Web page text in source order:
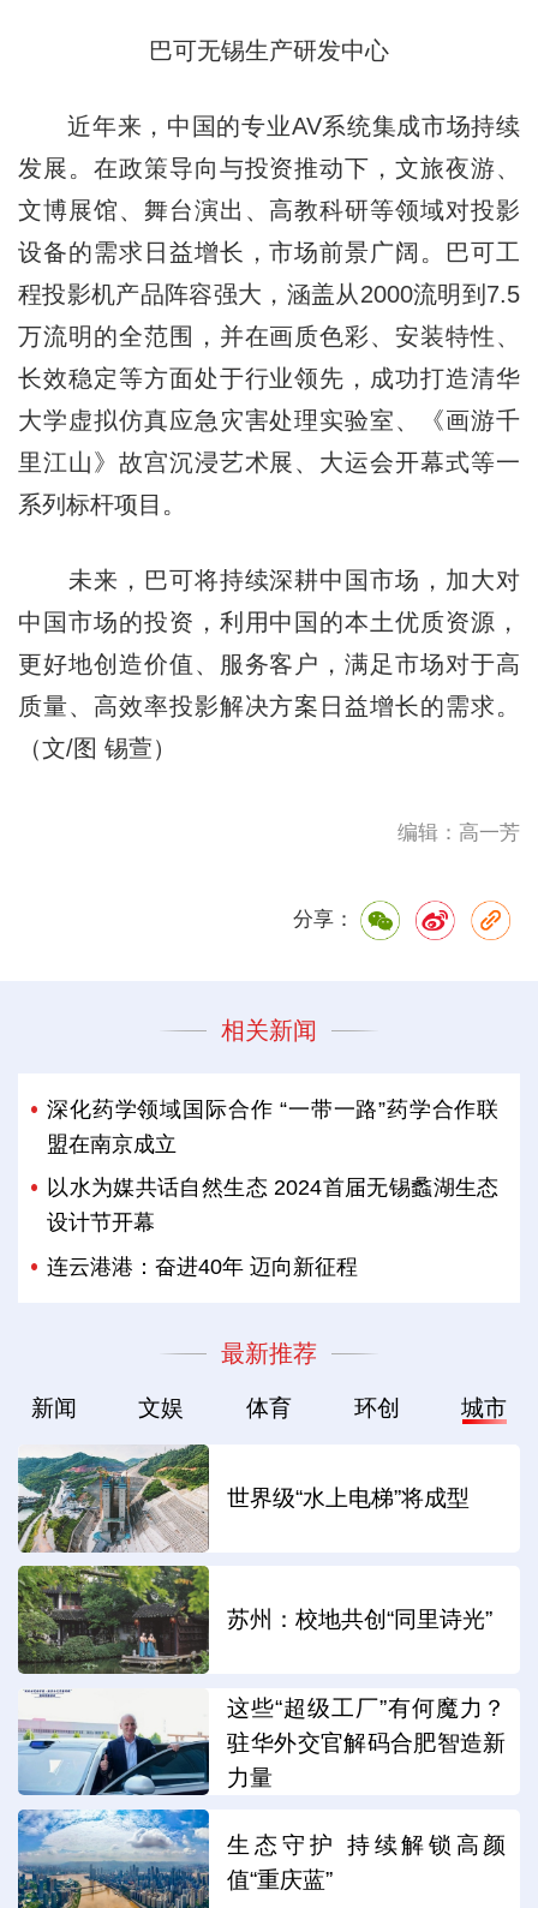
巴可无锡生产研发中心
近年来，中国的专业AV系统集成市场持续
发展。在政策导向与投资推动下，文旅夜游、
文博展馆、舞台演出、高教科研等领域对投影
设备的需求日益增长，市场前景广阔。巴可工
程投影机产品阵容强大，涵盖从2000流明到7.5
万流明的全范围，并在画质色彩、安装特性、
长效稳定等方面处于行业领先，成功打造清华
大学虚拟仿真应急灾害处理实验室、《画游千
里江山》故宫沉浸艺术展、大运会开幕式等一
系列标杆项目。
未来，巴可将持续深耕中国市场，加大对
中国市场的投资，利用中国的本土优质资源，
更好地创造价值、服务客户，满足市场对于高
质量、高效率投影解决方案日益增长的需求。
（文/图 锡萱）
编辑：高一芳
分享：
相关新闻
深化药学领域国际合作 “一带一路”药学合作联
盟在南京成立
以水为媒共话自然生态 2024首届无锡蠡湖生态
设计节开幕
连云港港：奋进40年 迈向新征程
最新推荐
新闻 文娱 体育 环创 城市
世界级“水上电梯”将成型
苏州：校地共创“同里诗光”
这些“超级工厂”有何魔力？
驻华外交官解码合肥智造新
力量
生态守护 持续解锁高颜
值“重庆蓝”